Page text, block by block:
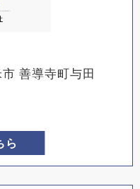
善導寺町与田
ら